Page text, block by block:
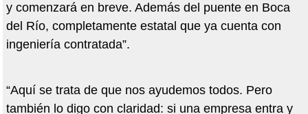
y comenzará en breve. Además del puente en Boca
del Río, completamente estatal que ya cuenta con
ingeniería contratada”.
“Aquí se trata de que nos ayudemos todos. Pero
también lo digo con claridad: si una empresa entra y